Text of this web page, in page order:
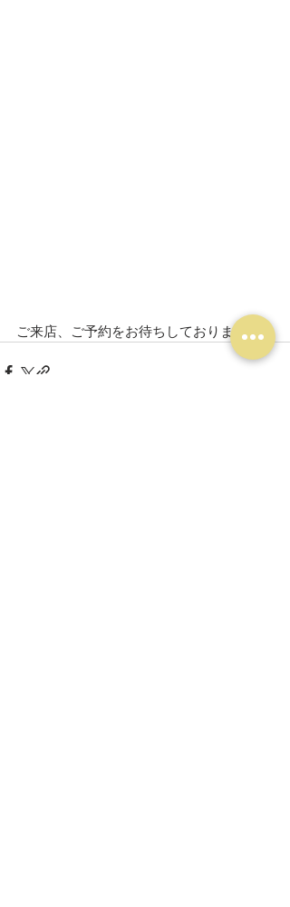
ご来店、ご予約をお待ちしております。